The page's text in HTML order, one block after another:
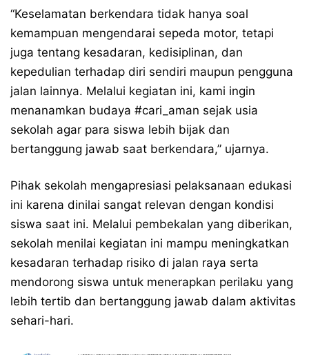
“Keselamatan berkendara tidak hanya soal
kemampuan mengendarai sepeda motor, tetapi
juga tentang kesadaran, kedisiplinan, dan
kepedulian terhadap diri sendiri maupun pengguna
jalan lainnya. Melalui kegiatan ini, kami ingin
menanamkan budaya #cari_aman sejak usia
sekolah agar para siswa lebih bijak dan
bertanggung jawab saat berkendara,” ujarnya.
Pihak sekolah mengapresiasi pelaksanaan edukasi
ini karena dinilai sangat relevan dengan kondisi
siswa saat ini. Melalui pembekalan yang diberikan,
sekolah menilai kegiatan ini mampu meningkatkan
kesadaran terhadap risiko di jalan raya serta
mendorong siswa untuk menerapkan perilaku yang
lebih tertib dan bertanggung jawab dalam aktivitas
sehari-hari.